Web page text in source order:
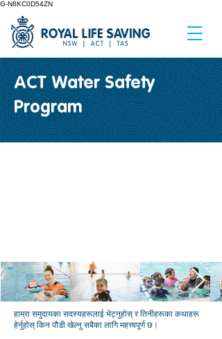
G-N8KC0D54ZN
ACT Water Safety
Program
हाम्रा समुदायका सदस्यहरूलाई भेट्नुहोस् र तिनीहरूका कथाहरू
हेर्नुहोस् किन पौडी खेल्नु सबैका लागि महत्त्वपूर्ण छ।